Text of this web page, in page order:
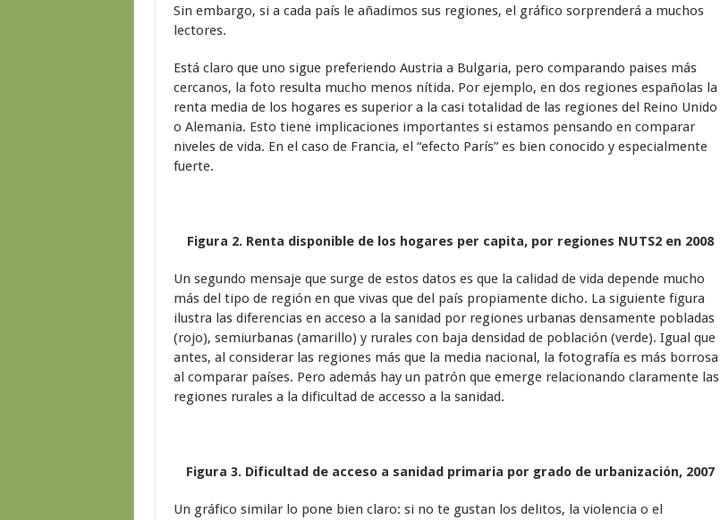
Sin embargo, si a cada país le añadimos sus regiones, el gráfico sorprenderá a muchos
lectores.
Está claro que uno sigue preferiendo Austria a Bulgaria, pero comparando paises más
cercanos, la foto resulta mucho menos nítida. Por ejemplo, en dos regiones españolas la
renta media de los hogares es superior a la casi totalidad de las regiones del Reino Unido
o Alemania. Esto tiene implicaciones importantes si estamos pensando en comparar
niveles de vida. En el caso de Francia, el “efecto París” es bien conocido y especialmente
fuerte.
Figura 2. Renta disponible de los hogares per capita, por regiones NUTS2 en 2008
Un segundo mensaje que surge de estos datos es que la calidad de vida depende mucho
más del tipo de región en que vivas que del país propiamente dicho. La siguiente figura
ilustra las diferencias en acceso a la sanidad por regiones urbanas densamente pobladas
(rojo), semiurbanas (amarillo) y rurales con baja densidad de población (verde). Igual que
antes, al considerar las regiones más que la media nacional, la fotografía es más borrosa
al comparar países. Pero además hay un patrón que emerge relacionando claramente las
regiones rurales a la dificultad de accesso a la sanidad.
Figura 3. Dificultad de acceso a sanidad primaria por grado de urbanización, 2007
Un gráfico similar lo pone bien claro: si no te gustan los delitos, la violencia o el